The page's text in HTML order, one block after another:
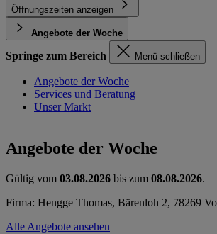
Öffnungszeiten anzeigen
Angebote der Woche
Springe zum Bereich Menü schließen
Angebote der Woche
Services und Beratung
Unser Markt
Angebote der Woche
Gültig vom 03.08.2026 bis zum 08.08.2026.
Firma: Hengge Thomas, Bärenloh 2, 78269
Alle Angebote ansehen